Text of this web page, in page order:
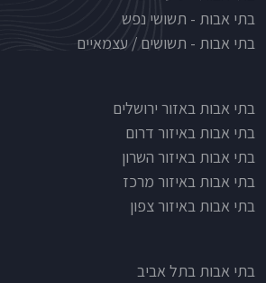
בתי אבות - תשושי נפש
בתי אבות - תשושים / עצמאיים
בתי אבות לפי אזורים
בתי אבות באזור ירושלים
בתי אבות באיזור דרום
בתי אבות באיזור השרון
בתי אבות באיזור מרכז
בתי אבות באיזור צפון
בתי אבות בתל אביב